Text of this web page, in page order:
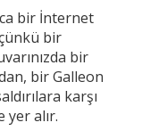
bir İnternet
bir
bir
bir Galleon
karşı
yer alır.